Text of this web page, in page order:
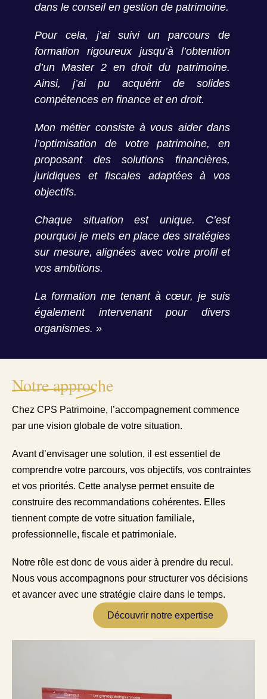
dans le conseil en gestion de patrimoine.
Pour cela, j’ai suivi un parcours de
formation rigoureux jusqu’à l’obtention
d’un Master 2 en droit du patrimoine.
Ainsi, j’ai pu acquérir de solides
compétences en finance et en droit.
Mon métier consiste à vous aider dans
l’optimisation de votre patrimoine, en
proposant des solutions financières,
juridiques et fiscales adaptées à vos
objectifs.
Chaque situation est unique. C’est
pourquoi je mets en place des stratégies
sur mesure, alignées avec votre profil et
vos ambitions.
La formation me tenant à cœur, je suis
également intervenant pour divers
organismes. »
Notre approche
Chez CPS Patrimoine, l’accompagnement commence
par une vision globale de votre situation.
Avant d’envisager une solution, il est essentiel de
comprendre votre parcours, vos objectifs, vos contraintes
et vos priorités. Cette analyse permet ensuite de
construire des recommandations cohérentes. Elles
tiennent compte de votre situation familiale,
professionnelle, fiscale et patrimoniale.
Notre rôle est donc de vous aider à prendre du recul.
Nous vous accompagnons pour structurer vos décisions
et avancer avec une stratégie claire dans le temps.
Découvrir notre expertise